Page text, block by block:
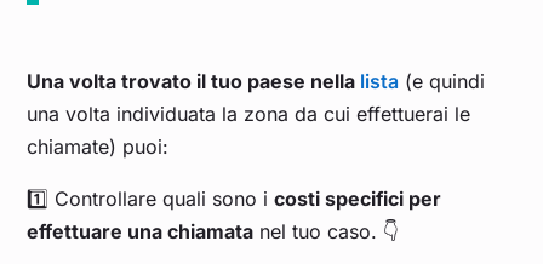
Una volta trovato il tuo paese nella lista (e quindi
una volta individuata la zona da cui effettuerai le
chiamate) puoi:
1️⃣ Controllare quali sono icosti specifici per
effettuare una chiamata nel tuo caso. 👇